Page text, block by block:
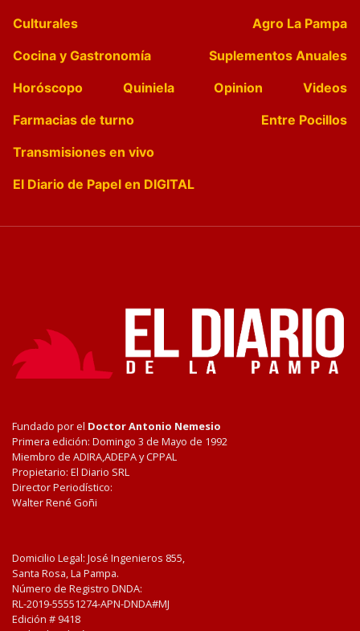
Culturales
Agro La Pampa
Cocina y Gastronomía
Suplementos Anuales
Horóscopo
Quiniela Opinion
Videos
Farmacias de turno
Entre Pocillos
Transmisiones en vivo
El Diario de Papel en DIGITAL
Fundado por el Doctor Antonio Nemesio
Primera edición: Domingo 3 de Mayo de 1992
Miembro de ADIRA,ADEPA y CPPAL
Propietario: El Diario SRL
Director Periodístico:
Walter René Goñi
Domicilio Legal: José Ingenieros 855,
Santa Rosa, La Pampa.
Número de Registro DNDA:
RL-2019-55551274-APN-DNDA#MJ
Edición # 9418